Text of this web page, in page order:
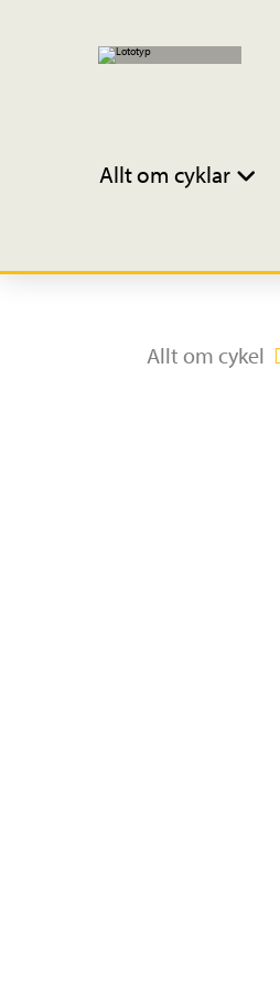
Allt om cyklar
Allt om cykel